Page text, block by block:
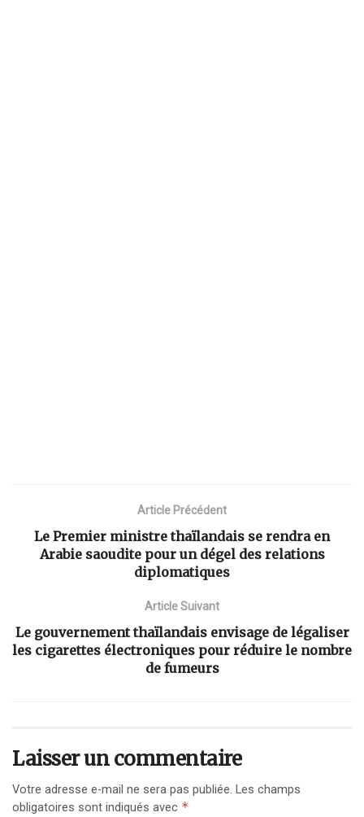
Article Précédent
Le Premier ministre thaïlandais se rendra en
Arabie saoudite pour un dégel des relations
diplomatiques
Article Suivant
Le gouvernement thaïlandais envisage de légaliser
les cigarettes électroniques pour réduire le nombre
de fumeurs
Laisser un commentaire
Votre adresse e-mail ne sera pas publiée. Les champs
obligatoires sont indiqués avec *